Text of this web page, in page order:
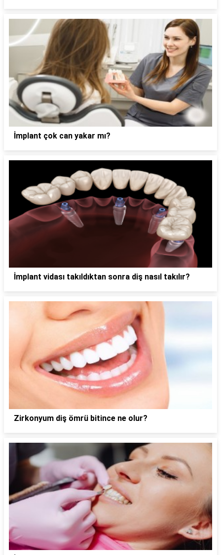
İmplant çok can yakar mı?
İmplant vidası takıldıktan sonra diş nasıl takılır?
Zirkonyum diş ömrü bitince ne olur?